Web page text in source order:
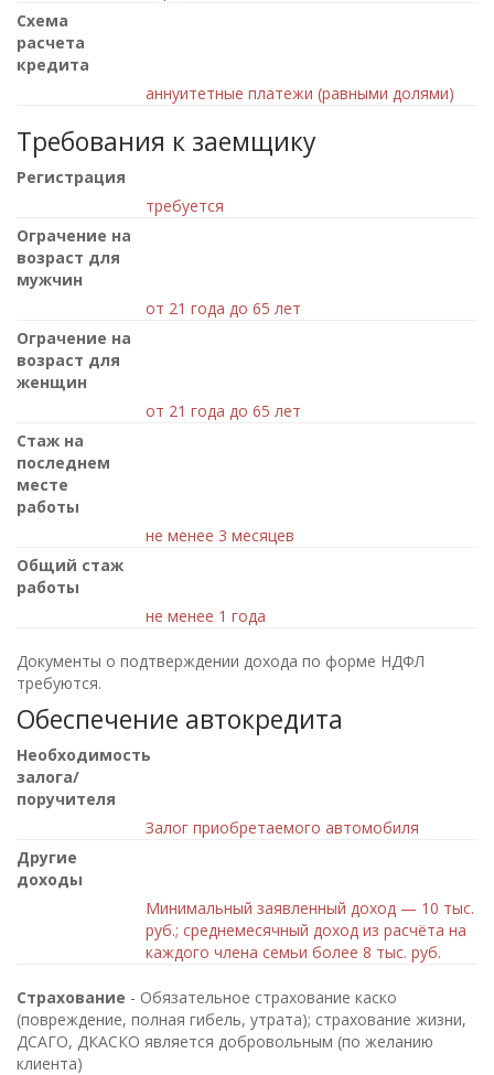
Схема
расчета
кредита
аннуитетные платежи (равными долями)
Требования к заемщику
Регистрация
требуется
Ограчение на
возраст для
мужчин
от 21 года до 65 лет
Ограчение на
возраст для
женщин
от 21 года до 65 лет
Стаж на
последнем
месте
работы
не менее 3 месяцев
Общий стаж
работы
не менее 1 года
Документы о подтверждении дохода по форме НДФЛ
требуются.
Обеспечение автокредита
Необходимость
залога/
поручителя
Залог приобретаемого автомобиля
Другие
доходы
Минимальный заявленный доход — 10 тыс.
руб.; среднемесячный доход из расчёта на
каждого члена семьи более 8 тыс. руб.
Страхование - Обязательное страхование каско
(повреждение, полная гибель, утрата); страхование жизни,
ДСАГО, ДКАСКО является добровольным (по желанию
клиента)